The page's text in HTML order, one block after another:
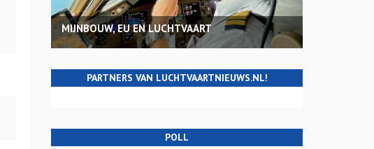
MIJNBOUW, EU EN LUCHTVAART
PARTNERS VAN LUCHTVAARTNIEUWS.NL!
POLL